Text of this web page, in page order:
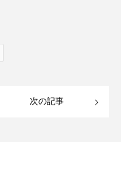
次の記事